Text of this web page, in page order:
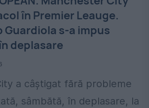
în Premier Leauge.
Guardiola s-a impus
deplasare
a câștigat fără probleme
sâmbătă, în deplasare, la